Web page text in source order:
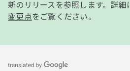
新のリリースを参照します。詳細
変更点をご覧ください。